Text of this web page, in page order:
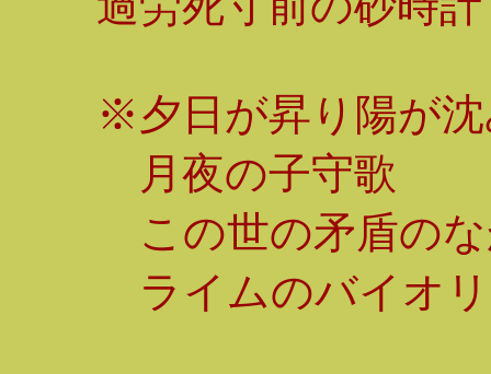
※夕日が昇り陽が
月夜の子守歌
この世の矛盾の
ライムのバイオ